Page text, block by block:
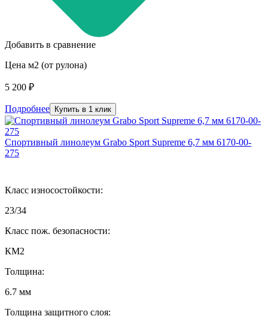
Добавить в сравнение
Цена м2 (от рулона)
5 200 ₽
Подробнее Купить в 1 клик
Спортивный линолеум Grabo Sport Supreme 6,7 мм 6170-00-
275
Класс износостойкости:
23/34
Класс пож. безопасности:
КМ2
Толщина:
6.7 мм
Толщина защитного слоя: